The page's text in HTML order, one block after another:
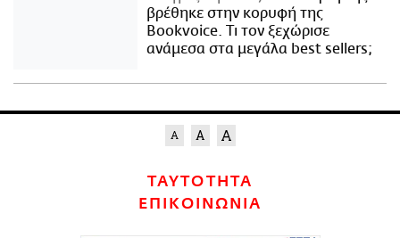
βρέθηκε στην κορυφή της
Bookvoice. Τι τον ξεχώρισε
ανάμεσα στα μεγάλα best sellers;
ΤΑΥΤΟΤΗΤΑ
ΕΠΙΚΟΙΝΩΝΙΑ